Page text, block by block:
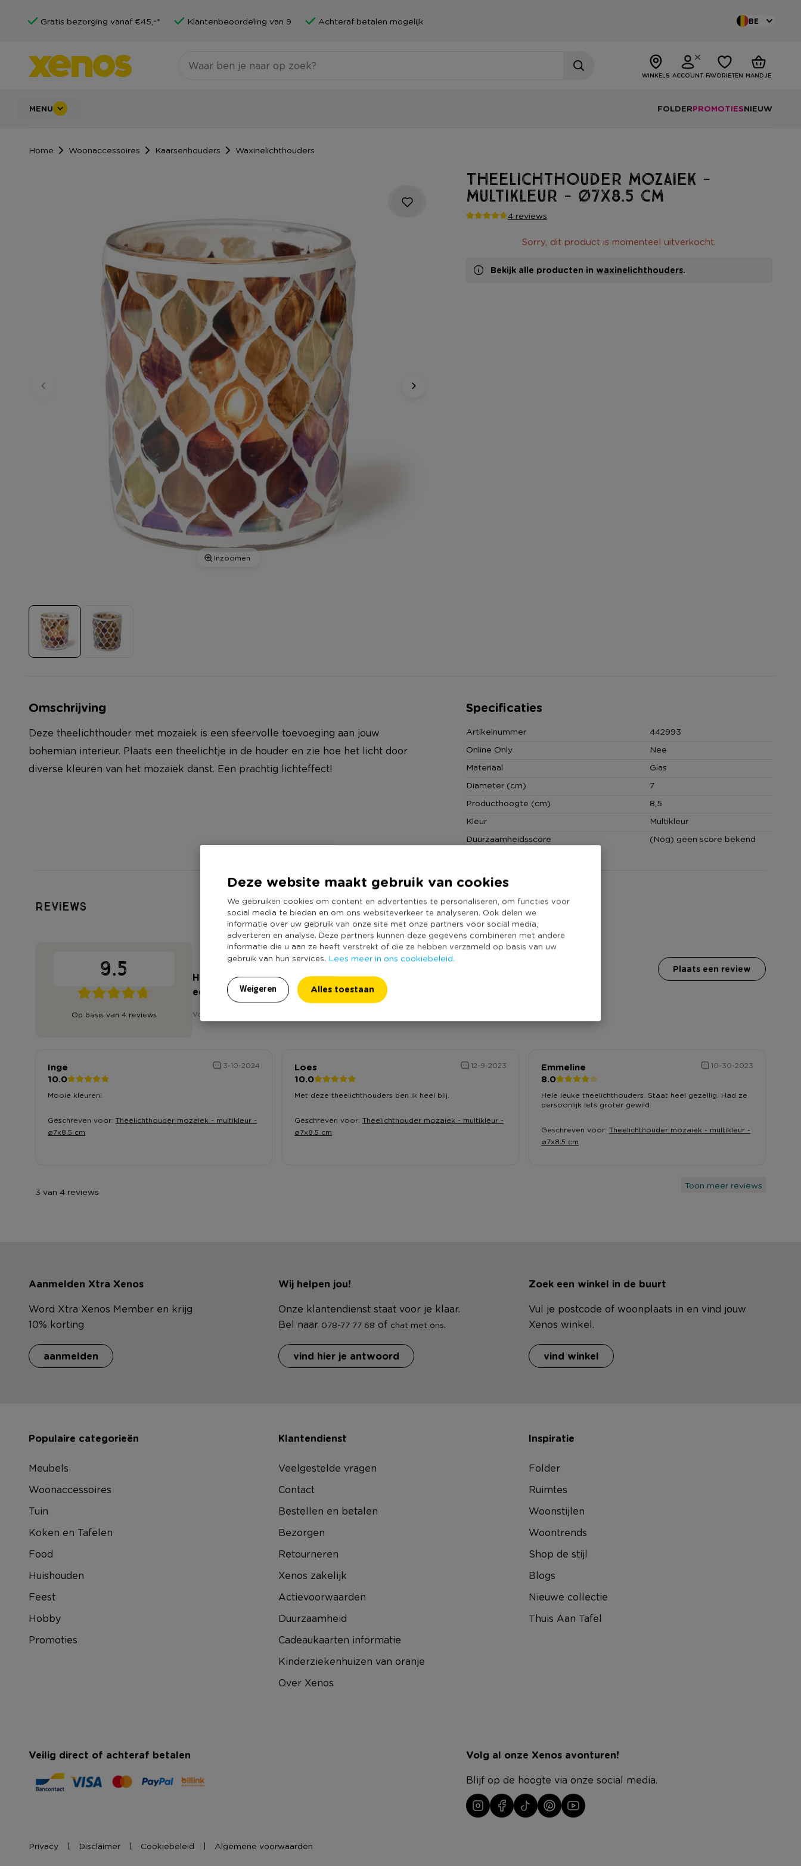
Deze website maakt gebruik van cookies
We gebruiken cookies om content en advertenties te personaliseren, om functies voor
social media te bieden en om ons websiteverkeer te analyseren. Ook delen we
informatie over uw gebruik van onze site met onze partners voor social media,
adverteren en analyse. Deze partners kunnen deze gegevens combineren met andere
informatie die u aan ze heeft verstrekt of die ze hebben verzameld op basis van uw
gebruik van hun services. Lees meer in ons cookiebeleid.
Weigeren Alles toestaan
Gratis bezorging vanaf €45,-* Klantenbeoordeling van 9 Achteraf betalen mogelijk BE
WINKELS ACCOUNT FAVORIETEN MANDJE
MENU FOLDERPROMOTIESNIEUW
Home Woonaccessoires Kaarsenhouders Waxinelichthouders
Inzoomen
Theelichthouder mozaiek -
multikleur - ø7x8.5 cm
4 reviews
Sorry, dit product is momenteel uitverkocht.
Bekijk alle producten in waxinelichthouders.
Omschrijving
Deze theelichthouder met mozaiek is een sfeervolle toevoeging aan jouw
bohemian interieur. Plaats een theelichtje in de houder en zie hoe het licht door
diverse kleuren van het mozaiek danst. Een prachtig lichteffect!
Specificaties
Artikelnummer
442993
Online Only
Nee
Materiaal
Glas
Diameter (cm)
7
Producthoogte (cm)
8,5
Kleur
Multikleur
Duurzaamheidsscore
(Nog) geen score bekend
Reviews
9.5
Op basis van 4 reviews
Heb jij 'Theelichthouder mozaiek - multikleur - ø7x8.5 cm '? Schrijf
een review!
Voor het schrijven van een review is een geldig e-mail adres nodig ter verificatie.
plaats een review
Inge 3-10-2024
10.0
Mooie kleuren!
Geschreven voor: Theelichthouder mozaiek - multikleur -
ø7x8.5 cm
Loes 12-9-2023
10.0
Met deze theelichthouders ben ik heel blij.
Geschreven voor: Theelichthouder mozaiek - multikleur -
ø7x8.5 cm
Emmeline 10-30-2023
8.0
Hele leuke theelichthouders. Staat heel gezellig. Had ze
persoonlijk iets groter gewild.
Geschreven voor: Theelichthouder mozaiek - multikleur -
ø7x8.5 cm
3 van 4 reviews
Toon meer reviews
Aanmelden Xtra Xenos
Word Xtra Xenos Member en krijg
10% korting
aanmelden
Wij helpen jou!
Onze klantendienst staat voor je klaar.
Bel naar 078-77 77 68 of chat met ons.
vind hier je antwoord
Zoek een winkel in de buurt
Vul je postcode of woonplaats in en vind jouw
Xenos winkel.
vind winkel
Populaire categorieën
Meubels
Woonaccessoires
Tuin
Koken en Tafelen
Food
Huishouden
Feest
Hobby
Promoties
Klantendienst
Veelgestelde vragen
Contact
Bestellen en betalen
Bezorgen
Retourneren
Xenos zakelijk
Actievoorwaarden
Duurzaamheid
Cadeaukaarten informatie
Kinderziekenhuizen van oranje
Over Xenos
Inspiratie
Folder
Ruimtes
Woonstijlen
Woontrends
Shop de stijl
Blogs
Nieuwe collectie
Thuis Aan Tafel
Veilig direct of achteraf betalen Volg al onze Xenos avonturen!
Blijf op de hoogte via onze social media.
Privacy Disclaimer Cookiebeleid Algemene voorwaarden